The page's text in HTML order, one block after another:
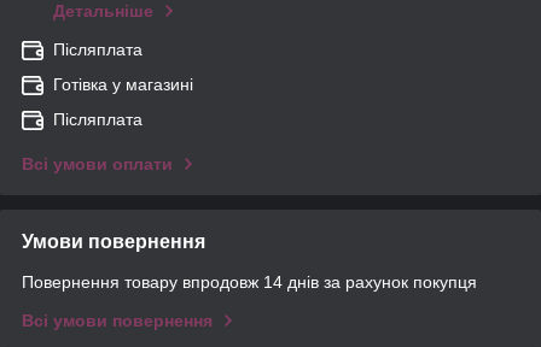
Детальніше
Післяплата
Готівка у магазині
Післяплата
Всі умови оплати
Умови повернення
Повернення товару впродовж 14 днів за рахунок покупця
Всі умови повернення